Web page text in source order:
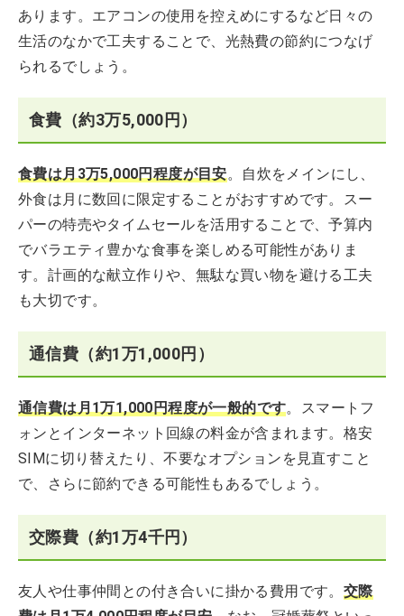
あります。エアコンの使用を控えめにするなど日々の
生活のなかで工夫することで、光熱費の節約につなげ
られるでしょう。
食費（約3万5,000円）
食費は月3万5,000円程度が目安。自炊をメインにし、
外食は月に数回に限定することがおすすめです。スー
パーの特売やタイムセールを活用することで、予算内
でバラエティ豊かな食事を楽しめる可能性がありま
す。計画的な献立作りや、無駄な買い物を避ける工夫
も大切です。
通信費（約1万1,000円）
通信費は月1万1,000円程度が一般的です。スマートフ
ォンとインターネット回線の料金が含まれます。格安
SIMに切り替えたり、不要なオプションを見直すこと
で、さらに節約できる可能性もあるでしょう。
交際費（約1万4千円）
友人や仕事仲間との付き合いに掛かる費用です。 交際